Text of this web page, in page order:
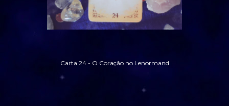
SAÚDE
TAROT
Carta 24 - O Coração no Lenormand